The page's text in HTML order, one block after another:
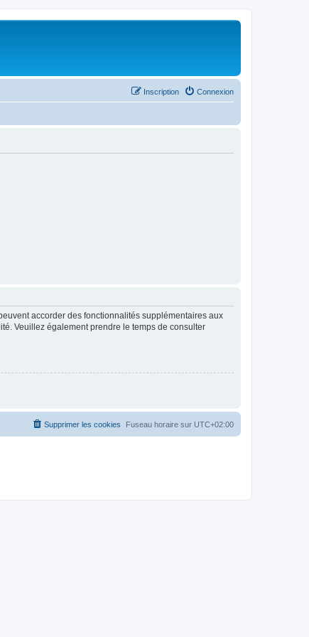
Connexion
Inscription
accorder des fonctionnalités supplémentaires aux
Veuillez également prendre le temps de consulter
Fuseau horaire sur UTC+02:00
Supprimer les cookies